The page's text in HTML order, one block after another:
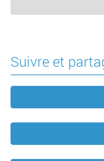
Suivre et